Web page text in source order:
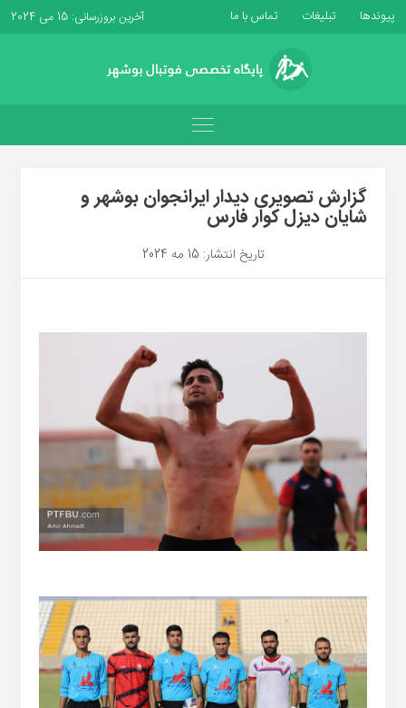
پیوندها تبلیغات تماس با ما آخرین بروزرسانی: 15 می 2024
گزارش تصویری دیدار ایرانجوان بوشهر و
شایان دیزل کوار فارس
تاریخ انتشار: 15 مه 2024